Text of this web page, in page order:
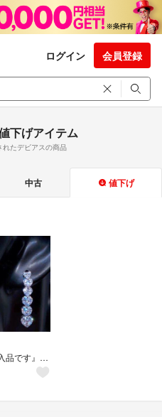
ログイン 会員登録
下げアイテム
たデビアスの商品
中古 値下げ
『みん様購入品です』 2ct ダイヤモンドのゴージャスピアス！